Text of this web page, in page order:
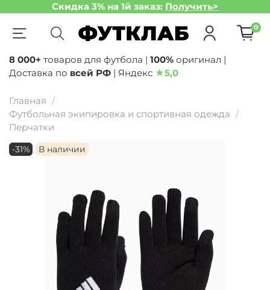
Скидка 3% на 1й заказ: Получить>
0
8 000+ товаров для футбола | 100% оригинал |
Доставка по всей РФ | Яндекс ★5,0
Главная
Футбольная экипировка и спортивная одежда
Перчатки
-31% В наличии